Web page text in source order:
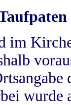
im
wurde